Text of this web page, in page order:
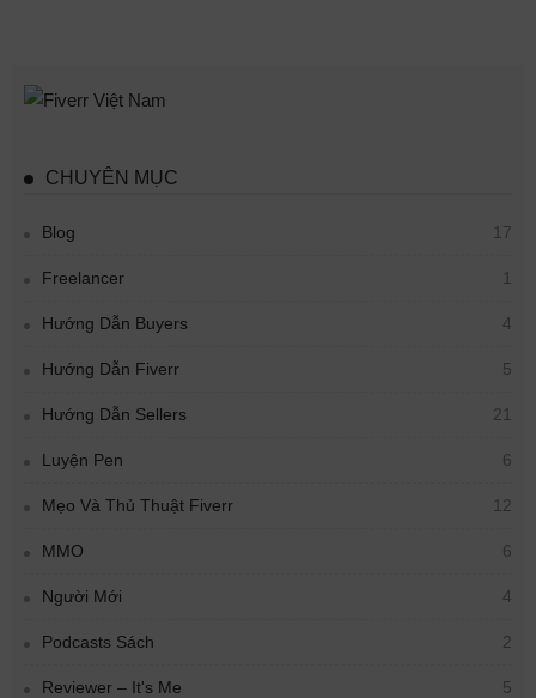
CHUYÊN MỤC
Blog 17
Freelancer 1
Hướng Dẫn Buyers 4
Hướng Dẫn Fiverr 5
Hướng Dẫn Sellers 21
Luyện Pen 6
Mẹo Và Thủ Thuật Fiverr 12
MMO 6
Người Mới 4
Podcasts Sách 2
Reviewer – It's Me 5